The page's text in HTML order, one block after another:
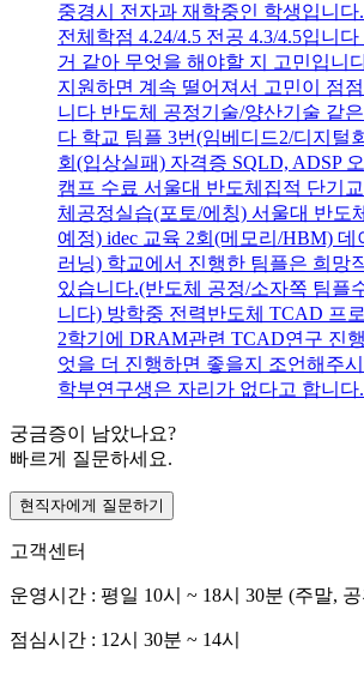
중경시 전자과 재학중인 학생입니다
전체학점 4.24/4.5 전공 4.3/4.5입니
거 같아 무엇을 해야할 지 고민입니
지원하면 계속 떨어져서 고민이 점
니다 반도체 공정기술/양산기술 같
다 학교 팀플 3번(임베디드2/디지털
회(입상실패) 자격증 SQLD, ADSP
캠프 수료 서울대 반도체집적 단기
체공정실습(포토/에칭) 서울대 반도
예정) idec 교육 2회(메모리/HBM)
러닝) 학교에서 진행한 팀플은 희망
있습니다.(반도체 공정/소자쪽 팀플
니다) 방학중 전력반도체 TCAD 프
2학기에 DRAM관련 TCAD연구 진
엇을 더 진행하면 좋을지 조언해주
학부연구생은 자리가 없다고 합니다
궁금증이 남았나요?
빠르게 질문하세요.
현직자에게 질문하기
고객센터
운영시간 : 평일 10시 ~ 18시 30분 (주말,
점심시간 : 12시 30분 ~ 14시